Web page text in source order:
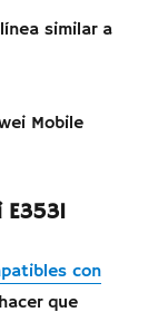
similar a
Mobile
con
que